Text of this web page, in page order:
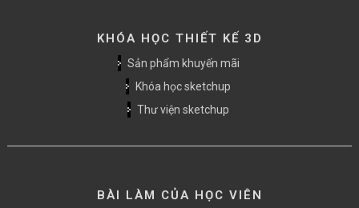
KHÓA HỌC THIẾT KẾ 3D
Sản phẩm khuyến mãi
Khóa học sketchup
Thư viện sketchup
BÀI LÀM CỦA HỌC VIÊN